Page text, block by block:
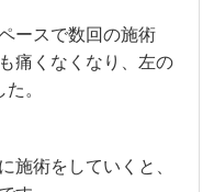
ースで数回の施術
痛くなくなり、左の
。
施術をしていくと、